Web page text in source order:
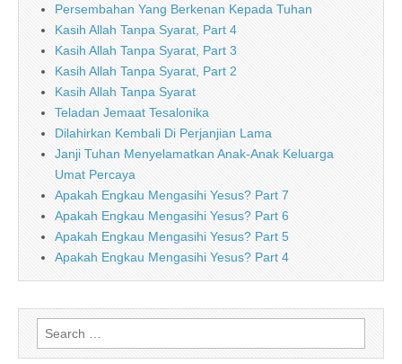
Persembahan Yang Berkenan Kepada Tuhan
Kasih Allah Tanpa Syarat, Part 4
Kasih Allah Tanpa Syarat, Part 3
Kasih Allah Tanpa Syarat, Part 2
Kasih Allah Tanpa Syarat
Teladan Jemaat Tesalonika
Dilahirkan Kembali Di Perjanjian Lama
Janji Tuhan Menyelamatkan Anak-Anak Keluarga
Umat Percaya
Apakah Engkau Mengasihi Yesus? Part 7
Apakah Engkau Mengasihi Yesus? Part 6
Apakah Engkau Mengasihi Yesus? Part 5
Apakah Engkau Mengasihi Yesus? Part 4
Search
for: